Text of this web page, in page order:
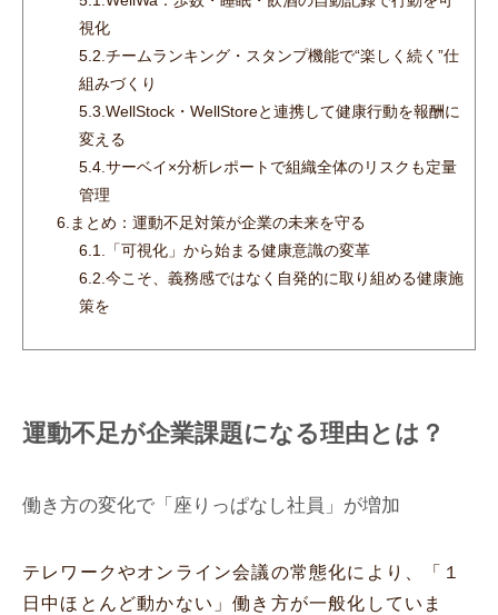
視化
5.2.チームランキング・スタンプ機能で“楽しく続く”仕
組みづくり
5.3.WellStock・WellStoreと連携して健康行動を報酬に
変える
5.4.サーベイ×分析レポートで組織全体のリスクも定量
管理
6.まとめ：運動不足対策が企業の未来を守る
6.1. 「可視化」から始まる健康意識の変革
6.2.今こそ、義務感ではなく自発的に取り組める健康施
策を
運動不足が企業課題になる理由とは？
働き方の変化で「座りっぱなし社員」が増加
テレワークやオンライン会議の常態化により、「１
日中ほとんど動かない」働き方が一般化していま